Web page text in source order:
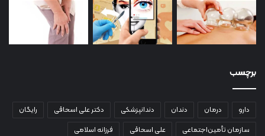
برچسب
دارو درمان دندان دندانپزشکی دکتر علی اسحاقی
رایگان
سازمان تأمین‌اجتماعی
علی اسحاقی
فرزانه اسلامی